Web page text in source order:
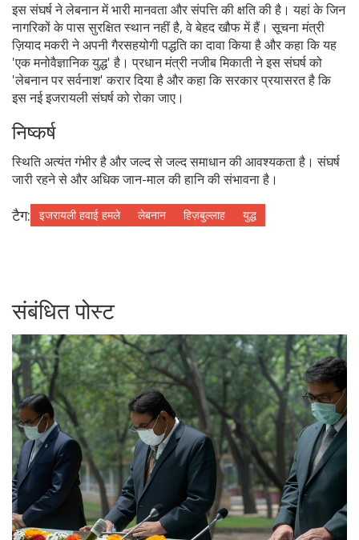
इस संघर्ष ने लेबनान में भारी मानवता और संपत्ति की क्षति की है। यहां के जिन
नागरिकों के पास सुरक्षित स्थान नहीं है, वे बेहद खौफ में हैं। सूचना मंत्री
ज़ियाद मकरी ने अपनी गैरसहयोगी पद्धति का दावा किया है और कहा कि यह
'एक मनोवैज्ञानिक युद्ध' है। प्रधान मंत्री नजीब मिकाती ने इस संघर्ष को
'लेबनान पर सर्वनाश' करार दिया है और कहा कि सरकार प्रयासरत है कि
इस नई इजरायली संघर्ष को रोका जाए।
निष्कर्ष
स्थिति अत्यंत गंभीर है और जल्द से जल्द समाधान की आवश्यकता है। संघर्ष
जारी रहने से और अधिक जान-माल की हानि की संभावना है।
टैग: इजरायली हवाई हमले लेबनान हिज़बुल्लाह युद्ध
संबंधित पोस्ट